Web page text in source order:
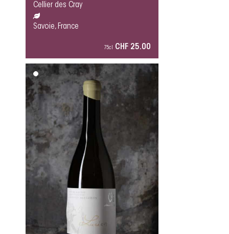
Cellier des Cray
Savoie, France
75cl CHF 25.00